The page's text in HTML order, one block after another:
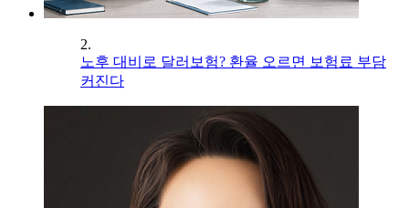
2.
노후 대비로 달러보험? 환율 오르면 보험료 부담
커진다